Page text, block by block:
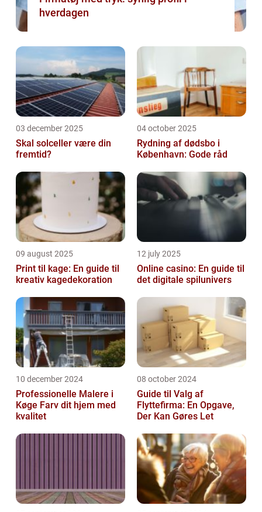
hverdagen
03 december 2025
Skal solceller være din
fremtid?
04 october 2025
Rydning af dødsbo i
København: Gode råd
09 august 2025
Print til kage: En guide til
kreativ kagedekoration
12 july 2025
Online casino: En guide til
det digitale spilunivers
10 december 2024
Professionelle Malere i
Køge Farv dit hjem med
kvalitet
08 october 2024
Guide til Valg af
Flyttefirma: En Opgave,
Der Kan Gøres Let